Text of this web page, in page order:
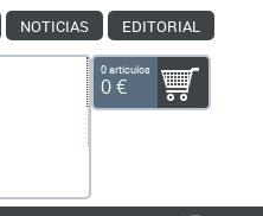
NOTICIAS EDITORIAL
0 artículos
0 €